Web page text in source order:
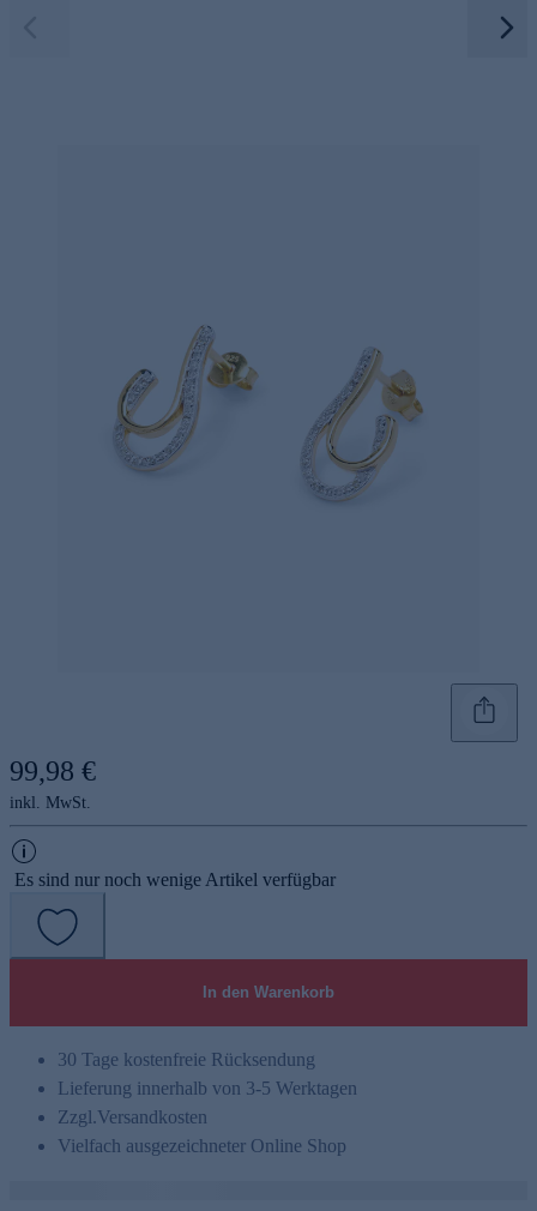
99,98 €
inkl. MwSt.
Es sind nur noch wenige Artikel verfügbar
In den Warenkorb
30 Tage kostenfreie Rücksendung
Lieferung innerhalb von 3-5 Werktagen
Zzgl.Versandkosten
Vielfach ausgezeichneter Online Shop